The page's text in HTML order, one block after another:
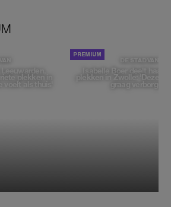
plekken in
voelt als thuis'
DE STAD VAN
Isabelle Boer deelt haar
plekken in Zwolle: 'Deze
graag verborgen'